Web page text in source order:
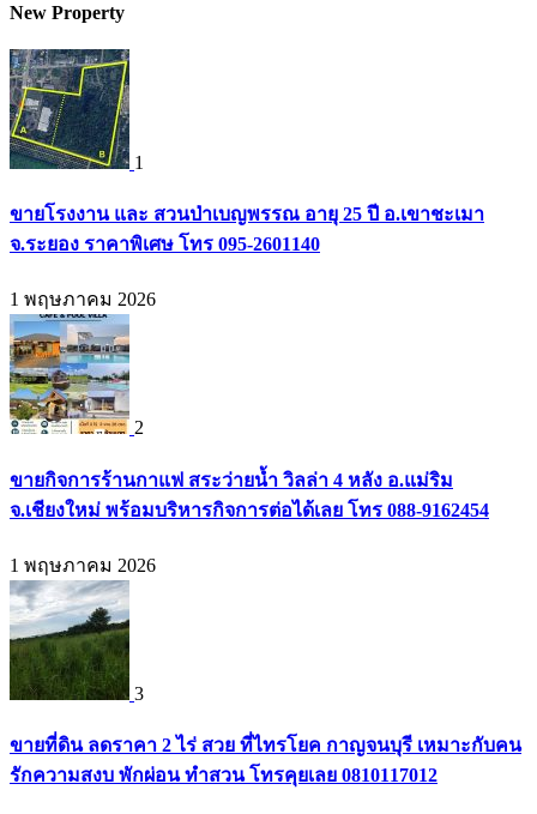
New Property
1
ขายโรงงาน และ สวนป่าเบญพรรณ อายุ 25 ปี อ.เขาชะเมา
จ.ระยอง ราคาพิเศษ โทร 095-2601140
1 พฤษภาคม 2026
2
ขายกิจการร้านกาแฟ สระว่ายน้ำ วิลล่า 4 หลัง อ.แม่ริม
จ.เชียงใหม่ พร้อมบริหารกิจการต่อได้เลย โทร 088-9162454
1 พฤษภาคม 2026
3
ขายที่ดิน ลดราคา 2 ไร่ สวย ที่ไทรโยค กาญจนบุรี เหมาะกับคน
รักความสงบ พักผ่อน ทำสวน โทรคุยเลย 0810117012